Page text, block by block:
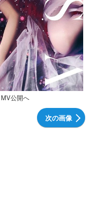
公開へ
次の画像